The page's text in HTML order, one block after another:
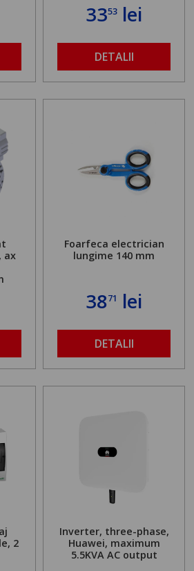
3353 lei
DETALII
ax
Foarfeca electrician
lungime 140 mm
3871 lei
DETALII
2
Inverter, three-phase,
Huawei, maximum
5.5KVA AC output